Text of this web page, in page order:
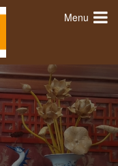
Menu